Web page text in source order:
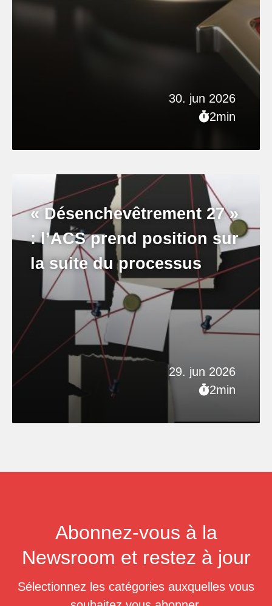
30. jun 2026
2min
29. jun 2026
2min
« Désenchevêtrement 27 »
: l’ACS prend position sur
la suite du processus
Abonnez-vous à la
Newsroom et restez à jour
Sélectionnez les catégories auxquelles vous